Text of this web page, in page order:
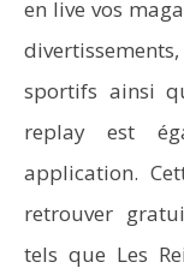
en live vos
sportifs ainsi
replay est
application.
retrouver
tels que Les